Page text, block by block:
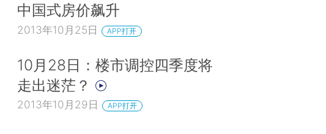
中国式房价飙升
2013年10月25日 APP打开
10月28日：楼市调控四季度将
走出迷茫？
2013年10月29日 APP打开